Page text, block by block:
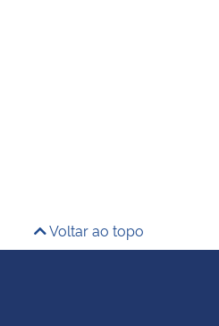
Voltar ao topo